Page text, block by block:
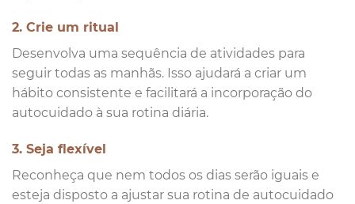
2. Crie um ritual
Desenvolva uma sequência de atividades para
seguir todas as manhãs. Isso ajudará a criar um
hábito consistente e facilitará a incorporação do
autocuidado à sua rotina diária.
3. Seja flexível
Reconheça que nem todos os dias serão iguais e
esteja disposto a ajustar sua rotina de autocuidado